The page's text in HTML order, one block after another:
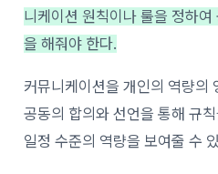
니케이션 원칙이나 룰을 정하
을 해줘야 한다.
커뮤니케이션을 개인의 역량의
공동의 합의와 선언을 통해 규
일정 수준의 역량을 보여줄 수